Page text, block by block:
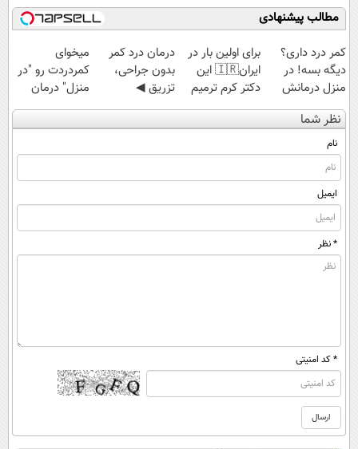
مطالب پیشنهادی
کمر درد داری؟
دیگه بسه! در
منزل درمانش
کن
(◀پرسش‌نامه)
برای اولین بار در
ایران🇮🇷 این
دکتر کرم ترمیم
کننده 23 روزه
ساخت!
درمان درد کمر
بدون جراحی،
تزریق ◀
پرسش‌نامه رو پر
کن ▶
میخوای
کمردردت رو "در
منزل" درمان
کنی؟ (◂فیلم +
◂پرسش‌نامه)
نظر شما
نام
ایمیل
* نظر
* کد امنیتی